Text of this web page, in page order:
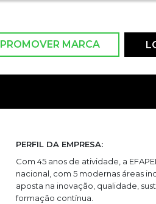
PROMOVER MARCA
PERFIL DA EMPRESA:
Com 45 anos de atividade, a
nacional, com 5 modernas áreas
aposta na inovação, qualidade,
formação contínua.